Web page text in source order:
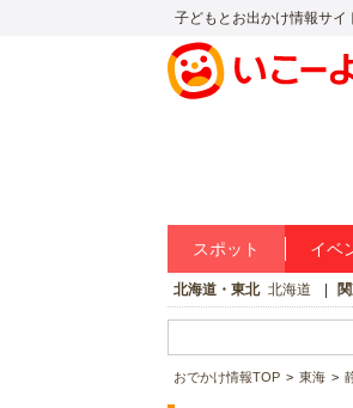
子どもとお出かけ情報サイ
スポット イベ
北海道・東北 北海道
おでかけ情報TOP 東海